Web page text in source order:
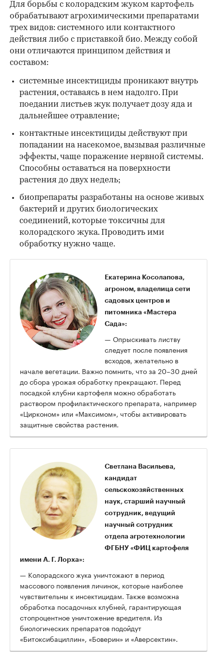
Для борьбы с колорадским жуком картофель
обрабатывают агрохимическими препаратами
трех видов: системного или контактного
действия либо с приставкой био. Между собой
они отличаются принципом действия и
составом:
системные инсектициды проникают внутрь
растения, оставаясь в нем надолго. При
поедании листьев жук получает дозу яда и
дальнейшее отравление;
контактные инсектициды действуют при
попадании на насекомое, вызывая различные
эффекты, чаще поражение нервной системы.
Способны оставаться на поверхности
растения до двух недель;
биопрепараты разработаны на основе живых
бактерий и других биологических
соединений, которые токсичны для
колорадского жука. Проводить ими
обработку нужно чаще.
Екатерина Косолапова,
агроном, владелица сети
садовых центров и
питомника «Мастера
Сада»:
— Опрыскивать листву
следует после появления
всходов, желательно в
начале вегетации. Важно помнить, что за 20–30 дней
до сбора урожая обработку прекращают. Перед
посадкой клубни картофеля можно обработать
раствором профилактического препарата, например
«Цирконом» или «Максимом», чтобы активировать
защитные свойства растения.
Светлана Васильева,
кандидат
сельскохозяйственных
наук, старший научный
сотрудник, ведущий
научный сотрудник
отдела агротехнологии
ФГБНУ «ФИЦ картофеля
имени А. Г. Лорха»:
— Колорадского жука уничтожают в период
массового появления личинок, которые наиболее
чувствительны к инсектицидам. Также возможна
обработка посадочных клубней, гарантирующая
стопроцентное уничтожение вредителя. Из
биологических препаратов подойдут
«Битоксибациллин», «Боверин» и «Аверсектин».